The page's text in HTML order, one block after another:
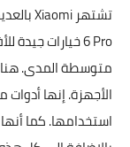
متوسطة المدى.
الأجهزة. إنها
استخدامها. كما